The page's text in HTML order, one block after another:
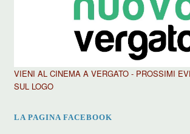
VIENI AL CINEMA A VERGATO - PROSSIMI
SUL LOGO
LA PAGINA FACEBOOK